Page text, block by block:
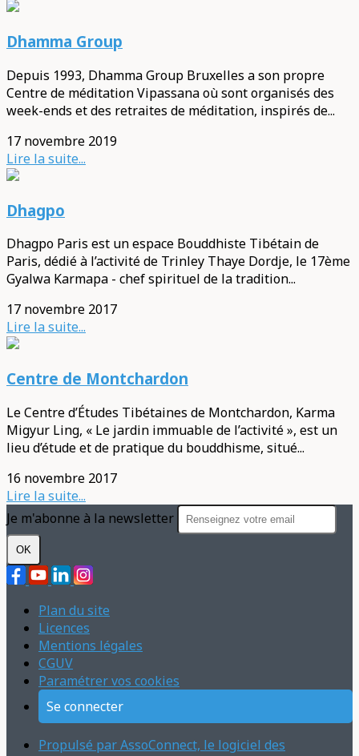
Dhamma Group
Depuis 1993, Dhamma Group Bruxelles a son propre
Centre de méditation Vipassana où sont organisés des
week-ends et des retraites de méditation, inspirés de...
17 novembre 2019
Lire la suite...
Dhagpo
Dhagpo Paris est un espace Bouddhiste Tibétain de
Paris, dédié à l’activité de Trinley Thaye Dordje, le 17ème
Gyalwa Karmapa - chef spirituel de la tradition...
17 novembre 2017
Lire la suite...
Centre de Montchardon
Le Centre d’Études Tibétaines de Montchardon, Karma
Migyur Ling, « Le jardin immuable de l’activité », est un
lieu d’étude et de pratique du bouddhisme, situé...
16 novembre 2017
Lire la suite...
Je m'abonne à la newsletter
OK
Plan du site
Licences
Mentions légales
CGUV
Paramétrer vos cookies
Se connecter
Propulsé par AssoConnect, le logiciel des